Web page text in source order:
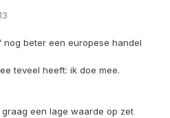
beter een europese handel
teveel heeft: ik doe mee.
een lage waarde op zet